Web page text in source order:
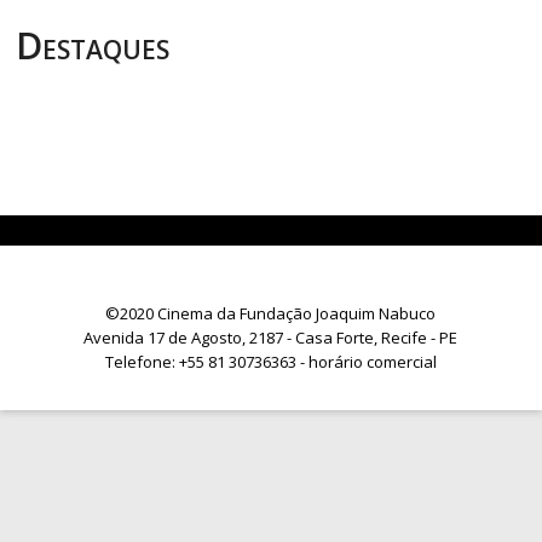
Destaques
©2020 Cinema da Fundação Joaquim Nabuco
Avenida 17 de Agosto, 2187 - Casa Forte, Recife - PE
Telefone: +55 81 30736363 - horário comercial